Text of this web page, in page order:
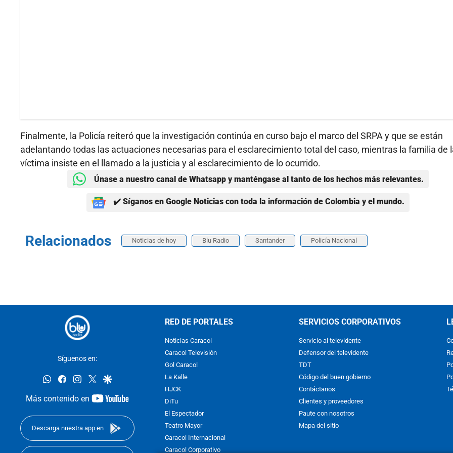
Finalmente, la Policía reiteró que la investigación continúa en curso bajo el marco del SRPA y que se están
adelantando todas las actuaciones necesarias para el esclarecimiento total del caso, mientras la familia de
víctima insiste en el llamado a la justicia y al esclarecimiento de lo ocurrido.
Únase a nuestro canal de Whatsapp y manténgase al tanto de los hechos más relevantes.
✔️ Síganos en Google Noticias con toda la información de Colombia y el mundo.
Relacionados Noticias de hoy Blu Radio Santander Policía Nacional
Síguenos en:
whatsappfacebookinstagram
twittergoogle
Más contenido en
youtube-
Descarga nuestra app en
RED DE PORTALES
Noticias Caracol
Caracol Televisión
Gol Caracol
La Kalle
HJCK
DiTu
El Espectador
Teatro Mayor
Caracol Internacional
Caracol Corporativo
SERVICIOS CORPORATIVOS
Servicio al televidente
Defensor del televidente
TDT
Código del buen gobierno
Contáctanos
Clientes y proveedores
Paute con nosotros
Mapa del sitio